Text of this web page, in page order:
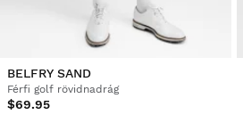
BELFRY SAND
Férfi golf rövidnadrág
$69.95